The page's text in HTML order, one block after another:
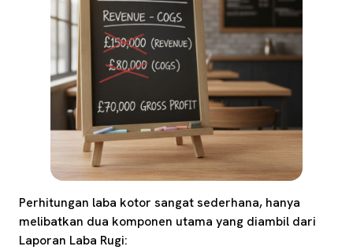
Perhitungan laba kotor sangat sederhana, hanya
melibatkan dua komponen utama yang diambil dari
Laporan Laba Rugi: